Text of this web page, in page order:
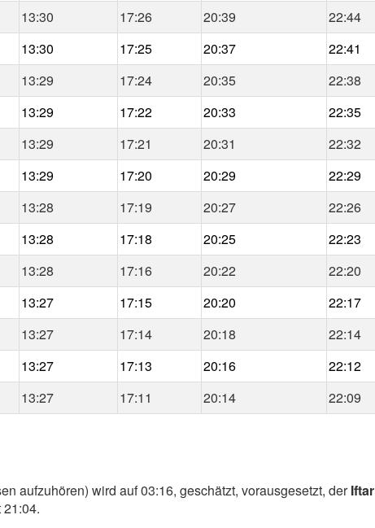
13:30 17:26 20:39
22:44
13:30 17:25 20:37
22:41
13:29 17:24 20:35
22:38
13:29 17:22 20:33
22:35
13:29 17:21 20:31
22:32
13:29 17:20 20:29
22:29
13:28 17:19 20:27
22:26
13:28 17:18 20:25
22:23
13:28 17:16 20:22
22:20
13:27 17:15 20:20
22:17
13:27 17:14 20:18
22:14
13:27 17:13 20:16
22:12
13:27 17:11 20:14 22:09
aufzuhören) wird auf 03:16, geschätzt, vorausgesetzt, derIftar